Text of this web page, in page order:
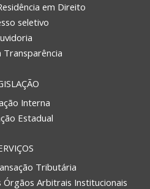
em Direito
seletivo
Transparência
Interna
Estadual
Tributária
Órgãos Arbitrais Institucionais